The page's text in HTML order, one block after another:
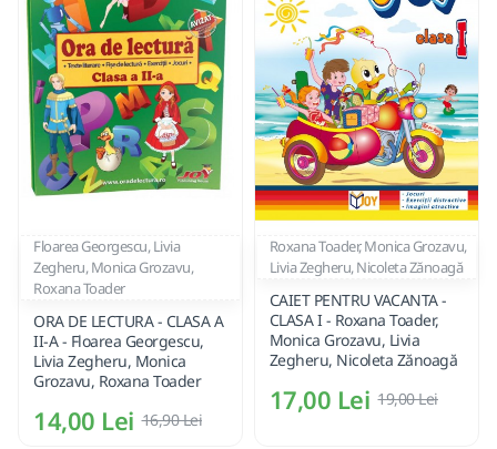
Floarea Georgescu, Livia
Zegheru, Monica Grozavu,
Roxana Toader
ORA DE LECTURA - CLASA A
II-A - Floarea Georgescu,
Livia Zegheru, Monica
Grozavu, Roxana Toader
14,00 Lei 16,90 Lei
Roxana Toader, Monica Grozavu,
Livia Zegheru, Nicoleta Zănoagă
CAIET PENTRU VACANTA -
CLASA I - Roxana Toader,
Monica Grozavu, Livia
Zegheru, Nicoleta Zănoagă
17,00 Lei 19,00 Lei